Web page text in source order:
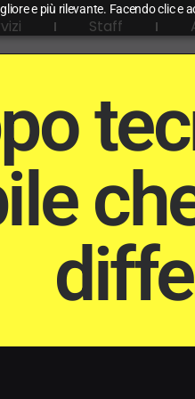
e più rilevante. Facendo clic
Staff